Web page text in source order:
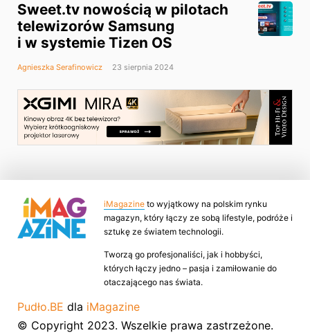
Sweet.tv nowością w pilotach
telewizorów Samsung
i w systemie Tizen OS
Agnieszka Serafinowicz 23 sierpnia 2024
iMagazine to wyjątkowy na polskim rynku
magazyn, który łączy ze sobą lifestyle, podróże i
sztukę ze światem technologii.
Tworzą go profesjonaliści, jak i hobbyści,
których łączy jedno – pasja i zamiłowanie do
otaczającego nas świata.
Pudło.BE dla iMagazine
© Copyright 2023. Wszelkie prawa zastrzeżone.